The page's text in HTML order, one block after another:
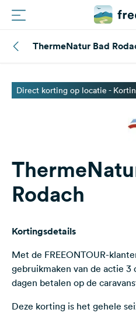
Campings
Registreren
Nieuwsbrief
Vragen &
Feedback
Nederlands
ThermeNatur Bad
Direct korting op locatie -
Rodach
Kortingsdetails
Met de FREEONTOUR-
gebruikmaken van de actie 3
dagen betalen op de
Deze korting is het gehele